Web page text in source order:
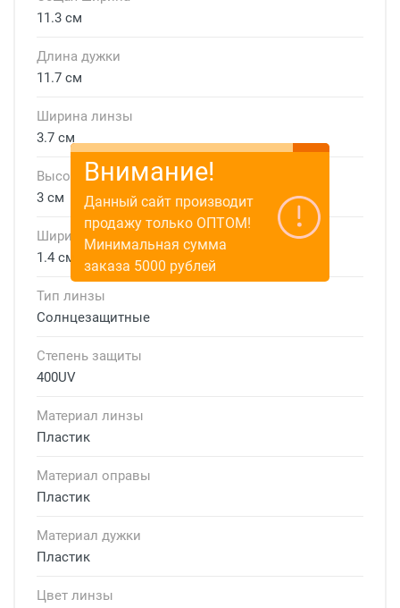
11.3 см
Длина дужки
11.7 см
Ширина линзы
3.7 см
Высота линзы
3 см
Ширина мостика
1.4 см
Тип линзы
Солнцезащитные
Степень защиты
400UV
Материал линзы
Пластик
Материал оправы
Пластик
Материал дужки
Пластик
Цвет линзы
Внимание!
Данный сайт производит
продажу только ОПТОМ!
Минимальная сумма
заказа 5000 рублей